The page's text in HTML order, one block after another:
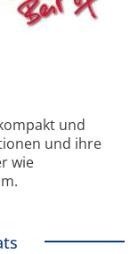
und
und ihre
wie